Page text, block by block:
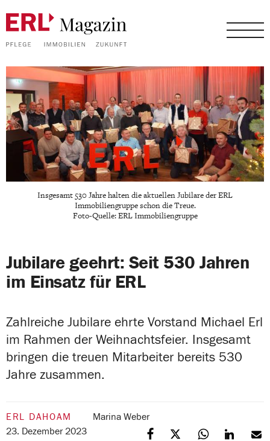
Insgesamt 530 Jahre halten die aktuellen Jubilare der ERL
Immobiliengruppe schon die Treue.
Foto-Quelle: ERL Immobiliengruppe
Jubilare geehrt: Seit 530 Jahren
im Einsatz für ERL
Zahlreiche Jubilare ehrte Vorstand Michael Erl
im Rahmen der Weihnachtsfeier. Insgesamt
bringen die treuen Mitarbeiter bereits 530
Jahre zusammen.
ERL DAHOAM
Marina Weber
23. Dezember 2023